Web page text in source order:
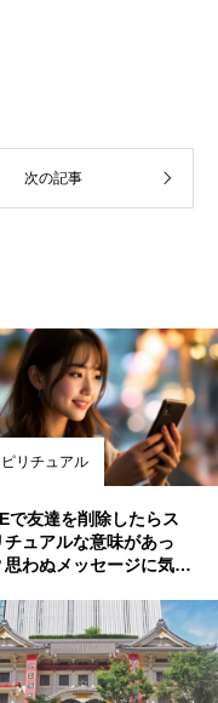
次の記事
リチュアル
で友達を削除したらス
チュアルな意味があっ
思わぬメッセージに気づ